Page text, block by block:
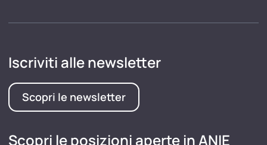
Iscriviti alle newsletter
Scopri le newsletter
Scopri le posizioni aperte in ANIE